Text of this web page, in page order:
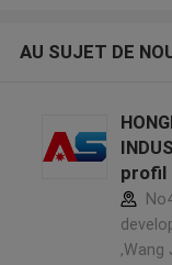
AU SUJET DE
profil
,Wang